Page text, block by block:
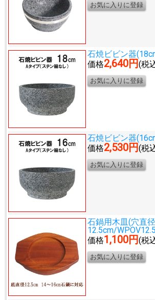
石焼ビビン器
価格2,640円(税
石焼ビビン器
価格2,530円(税
石鍋用木皿(穴直径
12.5cm/
価格1,100円(税